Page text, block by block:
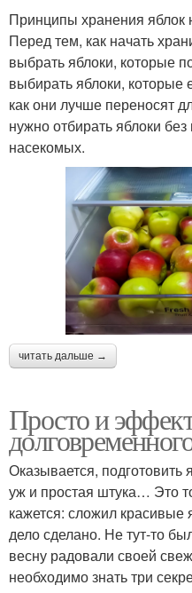
Принципы хранения яблок
Перед тем, как начать
выбрать яблоки, которые
выбирать яблоки, которые
как они лучше переносят
нужно отбирать яблоки
насекомых.
читать дальше →
Просто и
Оказывается,
уж и простая штука… Это
кажется: сложил
дело сделано. Не тут-то
весну радовали своей
необходимо знать три